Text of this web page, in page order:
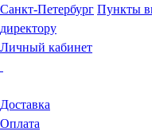
Санкт-Петербург Пункты
директору
Личный кабинет
Доставка
Оплата